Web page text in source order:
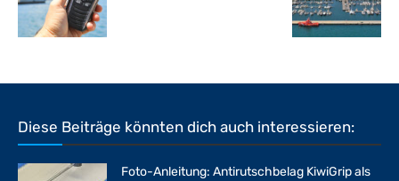
Diese Beiträge könnten dich auch interessieren:
Foto-Anleitung: Antirutschbelag KiwiGrip als